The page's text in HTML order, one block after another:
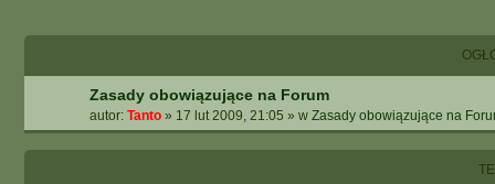
k
j
Z
K
I
W
A
N
Zasady obowiązujące na Forum
autor: Tanto » 17 lut 2009, 21:05 » w Zasady obowiązujące na